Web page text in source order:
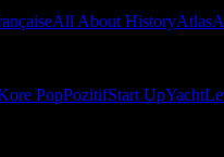
All About HistoryAtlas
PopPozitifStart UpYacht